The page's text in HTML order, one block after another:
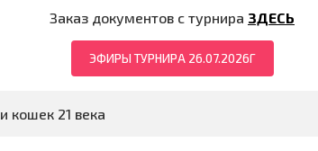
Заказ документов с турнира ЗДЕСЬ
ЭФИРЫ ТУРНИРА 26.07.2026Г
кошек 21 века